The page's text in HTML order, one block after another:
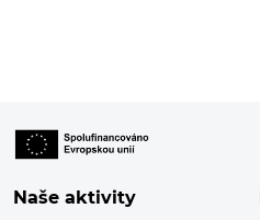
Naše aktivity